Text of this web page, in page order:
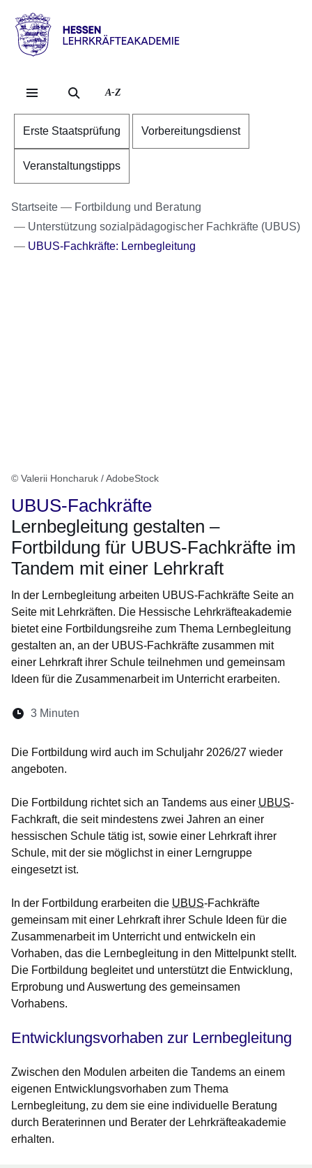
Direkt zum Kopf der
Direkt zum Inhalt
Direkt zum Fuß der
Hessen
Lehrkräfteakademie
A-Z
Erste Staatsprüfung Vorbereitungsdienst
Veranstaltungstipps
Startseite
Fortbildung und Beratung
Unterstützung sozialpädagogischer Fachkräfte (UBUS)
UBUS-Fachkräfte: Lernbegleitung
© Valerii Honcharuk / AdobeStock
UBUS-Fachkräfte
Lernbegleitung gestalten –
Fortbildung für UBUS-Fachkräfte im
Tandem mit einer Lehrkraft
In der Lernbegleitung arbeiten UBUS-Fachkräfte Seite an
Seite mit Lehrkräften. Die Hessische Lehrkräfteakademie
bietet eine Fortbildungsreihe zum Thema Lernbegleitung
gestalten an, an der UBUS-Fachkräfte zusammen mit
einer Lehrkraft ihrer Schule teilnehmen und gemeinsam
Ideen für die Zusammenarbeit im Unterricht erarbeiten.
Lesedauer:
3 Minuten
Die Fortbildung wird auch im Schuljahr 2026/27 wieder
angeboten.
Die Fortbildung richtet sich an Tandems aus einer UBUS-
Fachkraft, die seit mindestens zwei Jahren an einer
hessischen Schule tätig ist, sowie einer Lehrkraft ihrer
Schule, mit der sie möglichst in einer Lerngruppe
eingesetzt ist.
In der Fortbildung erarbeiten die UBUS-Fachkräfte
gemeinsam mit einer Lehrkraft ihrer Schule Ideen für die
Zusammenarbeit im Unterricht und entwickeln ein
Vorhaben, das die Lernbegleitung in den Mittelpunkt stellt.
Die Fortbildung begleitet und unterstützt die Entwicklung,
Erprobung und Auswertung des gemeinsamen
Vorhabens.
Entwicklungsvorhaben zur Lernbegleitung
Zwischen den Modulen arbeiten die Tandems an einem
eigenen Entwicklungsvorhaben zum Thema
Lernbegleitung, zu dem sie eine individuelle Beratung
durch Beraterinnen und Berater der Lehrkräfteakademie
erhalten.